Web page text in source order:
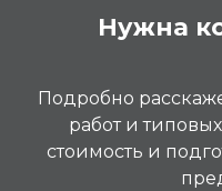
Нужна
Подробно
работ и
стоимость и